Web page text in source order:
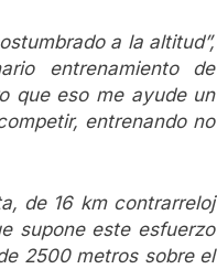
a la altitud”,
entrenamiento de
que eso me ayude un
entrenando no
de 16 km contrarreloj
supone este esfuerzo
2500 metros sobre el